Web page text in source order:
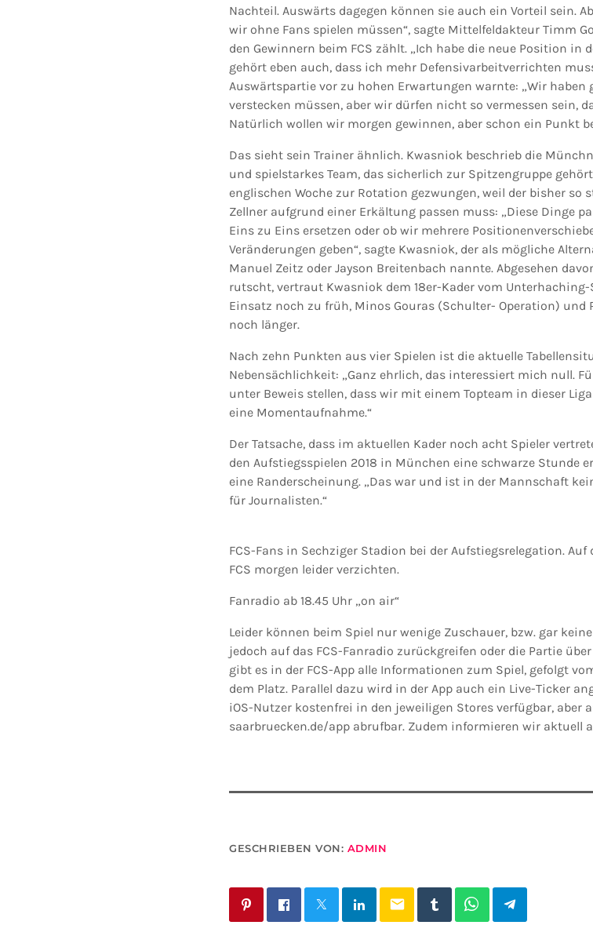
Nachteil. Auswärts dagegen können sie auch ein Vorteil sein.
wir ohne Fans spielen müssen“, sagte Mittelfeldakteur Timm
den Gewinnern beim FCS zählt. „Ich habe die neue Position in
gehört eben auch, dass ich mehr Defensivarbeitverrichten
Auswärtspartie vor zu hohen Erwartungen warnte: „Wir
verstecken müssen, aber wir dürfen nicht so vermessen sein,
Natürlich wollen wir morgen gewinnen, aber schon ein Punkt
Das sieht sein Trainer ähnlich. Kwasniok beschrieb die
und spielstarkes Team, das sicherlich zur Spitzengruppe
englischen Woche zur Rotation gezwungen, weil der bisher so
Zellner aufgrund einer Erkältung passen muss: „Diese Dinge
Eins zu Eins ersetzen oder ob wir mehrere
Veränderungen geben“, sagte Kwasniok, der als mögliche
Manuel Zeitz oder Jayson Breitenbach nannte. Abgesehen
rutscht, vertraut Kwasniok dem 18er-Kader vom
Einsatz noch zu früh, Minos Gouras (Schulter- Operation)
noch länger.
Nach zehn Punkten aus vier Spielen ist die aktuelle
Nebensächlichkeit: „Ganz ehrlich, das interessiert mich null.
unter Beweis stellen, dass wir mit einem Topteam in dieser
eine Momentaufnahme.“
Der Tatsache, dass im aktuellen Kader noch acht Spieler
den Aufstiegsspielen 2018 in München eine schwarze Stunde
eine Randerscheinung. „Das war und ist in der Mannschaft
für Journalisten.“
FCS-Fans in Sechziger Stadion bei der Aufstiegsrelegation.
FCS morgen leider verzichten.
Fanradio ab 18.45 Uhr „on air“
Leider können beim Spiel nur wenige Zuschauer, bzw. gar
jedoch auf das FCS-Fanradio zurückgreifen oder die Partie
gibt es in der FCS-App alle Informationen zum Spiel, gefolgt
dem Platz. Parallel dazu wird in der App auch ein Live-Ticker
iOS-Nutzer kostenfrei in den jeweiligen Stores verfügbar, aber
saarbruecken.de/app abrufbar. Zudem informieren wir aktuell
GESCHRIEBEN VON: ADMIN
email